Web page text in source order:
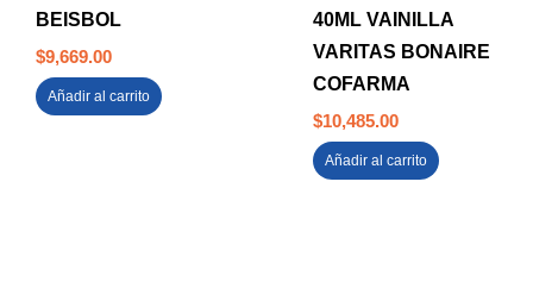
BEISBOL
$9,669.00
Añadir al carrito
40ML VAINILLA
VARITAS BONAIRE
COFARMA
$10,485.00
Añadir al carrito